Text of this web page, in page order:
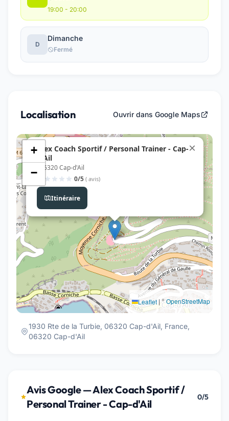
19:00 - 20:00
D
Dimanche
Fermé
Localisation Ouvrir dans Google Maps
Alex Coach Sportif / Personal Trainer - Cap-
d'Ail
, 06320 Cap-d'Ail
0/5 ( avis)
Itinéraire
×
+
−
Leaflet |©OpenStreetMap
1930 Rte de la Turbie, 06320 Cap-d'Ail, France,
06320 Cap-d'Ail
Avis Google — Alex Coach Sportif /
Personal Trainer - Cap-d'Ail
0/5